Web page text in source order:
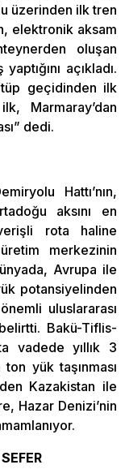
üzerinden ilk tren
elektronik aksam
oluşan
açıkladı.
tüp geçidinden ilk
Marmaray’dan
dedi.
Hattı’nın,
aksını en
rota haline
merkezinin
Avrupa ile
potansiyelinden
uluslararası
Bakü-Tiflis-
vadede yıllık 3
yük taşınması
Kazakistan ile
Hazar Denizi’nin